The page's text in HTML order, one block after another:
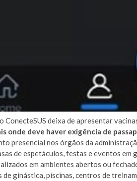
ConecteSUS deixa de apresentar
onde deve haver exigência de
presencial nos órgãos da
de espetáculos, festas e eventos
em ambientes abertos ou
de ginástica, piscinas, centros de